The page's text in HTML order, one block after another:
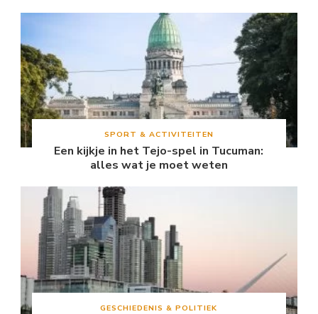
SPORT & ACTIVITEITEN
Een kijkje in het Tejo-spel in Tucuman:
alles wat je moet weten
GESCHIEDENIS & POLITIEK